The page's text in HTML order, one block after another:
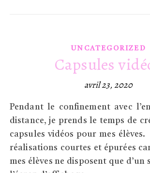
UNCATEGORIZED
Capsules
avril 23, 2020
Pendant le confinement avec l’enseignement à
distance, je prends le temps de
capsules vidéos pour mes élèves.
réalisations courtes et épurées
mes élèves ne disposent que